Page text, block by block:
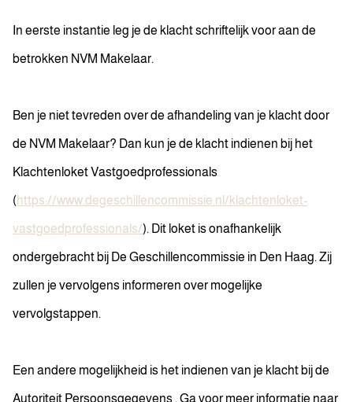
In eerste instantie leg je de klacht schriftelijk voor aan de
betrokken NVM Makelaar.
Ben je niet tevreden over de afhandeling van je klacht door
de NVM Makelaar? Dan kun je de klacht indienen bij het
Klachtenloket Vastgoedprofessionals
(https://www.degeschillencommissie.nl/klachtenloket-
vastgoedprofessionals/). Dit loket is onafhankelijk
ondergebracht bij De Geschillencommissie in Den Haag. Zij
zullen je vervolgens informeren over mogelijke
vervolgstappen.
Een andere mogelijkheid is het indienen van je klacht bij de
Autoriteit Persoonsgegevens . Ga voor meer informatie naar